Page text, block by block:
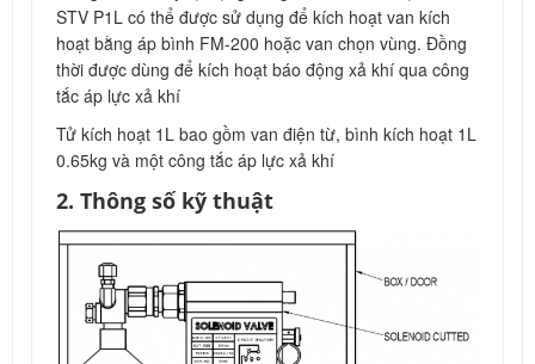
STV P1L có thể được sử dụng để kích hoạt van kích
hoạt bằng áp bình FM-200 hoặc van chọn vùng. Đồng
thời được dùng để kích hoạt báo động xả khí qua công
tắc áp lực xả khí
Tử kích hoạt 1L bao gồm van điện từ, bình kích hoạt 1L
0.65kg và một công tắc áp lực xả khí
2. Thông số kỹ thuật